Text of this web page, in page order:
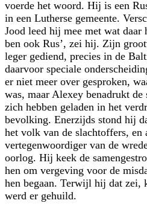
voerde het woord. Hij is een
in een Lutherse gemeente.
Jood leed hij mee met wat daar
ben ook Rus’, zei hij. Zijn
leger gediend, precies in de
daarvoor speciale
er niet meer over gesproken,
was, maar Alexey benadrukt de
zich hebben geladen in het
bevolking. Enerzijds stond hij
het volk van de slachtoffers, en
vertegenwoordiger van de
oorlog. Hij keek de
hen om vergeving voor de
hen begaan. Terwijl hij dat zei,
werd er gehuild.